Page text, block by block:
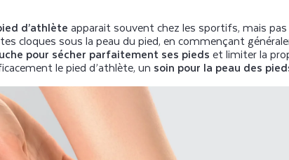
d’athlète apparait souvent chez les sportifs, mais
cloques sous la peau du pied, en commençant
pour sécher parfaitement ses pieds et limiter la
le pied d’athlète, un soin pour la peau des